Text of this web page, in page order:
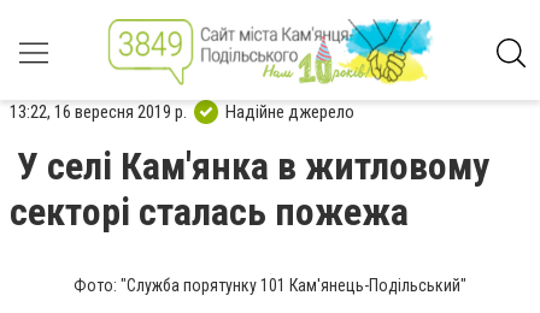
13:22, 16 вересня 2019 р. Надійне джерело
У селі Кам'янка в житловому
секторі сталась пожежа
Фото: "Служба порятунку 101 Кам'янець-Подільський"